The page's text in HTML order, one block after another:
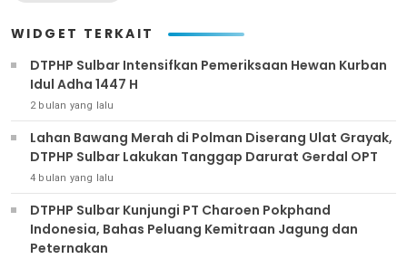
WIDGET TERKAIT
DTPHP Sulbar Intensifkan Pemeriksaan Hewan Kurban
Idul Adha 1447 H
2 bulan yang lalu
Lahan Bawang Merah di Polman Diserang Ulat Grayak,
DTPHP Sulbar Lakukan Tanggap Darurat Gerdal OPT
4 bulan yang lalu
DTPHP Sulbar Kunjungi PT Charoen Pokphand
Indonesia, Bahas Peluang Kemitraan Jagung dan
Peternakan